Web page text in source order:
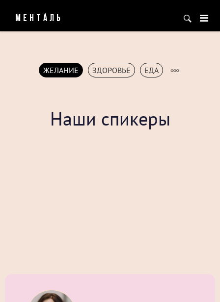
МЕНТÁЛЬ
ЖЕЛАНИЕ ЗДОРОВЬЕ ЕДА
Наши спикеры